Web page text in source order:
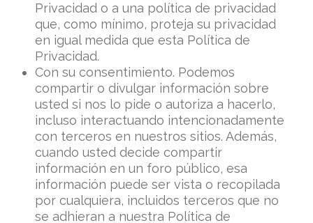
Privacidad o a una política de privacidad
que, como mínimo, proteja su privacidad
en igual medida que esta Política de
Privacidad.
Con su consentimiento. Podemos
compartir o divulgar información sobre
usted si nos lo pide o autoriza a hacerlo,
incluso interactuando intencionadamente
con terceros en nuestros sitios. Además,
cuando usted decide compartir
información en un foro público, esa
información puede ser vista o recopilada
por cualquiera, incluidos terceros que no
se adhieran a nuestra Política de